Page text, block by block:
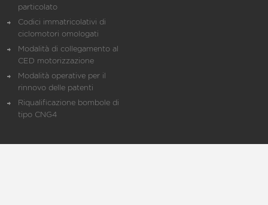
particolato
Codici immatricolativi di
ciclomotori omologati
Modalità di collegamento al
CED motorizzazione
Modalità operative per il
rinnovo delle patenti
Riqualificazione bombole di
tipo CNG4